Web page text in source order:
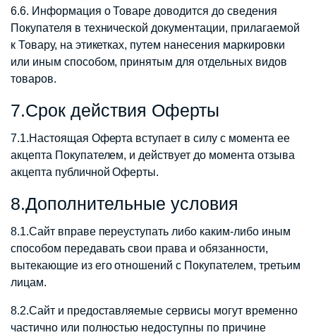
6.6. Информация о Товаре доводится до сведения
Покупателя в технической документации, прилагаемой
к Товару, на этикетках, путем нанесения маркировки
или иным способом, принятым для отдельных видов
товаров.
7.Срок действия Оферты
7.1.Настоящая Оферта вступает в силу с момента ее
акцепта Покупателем, и действует до момента отзыва
акцепта публичной Оферты.
8.Дополнительные условия
8.1.Сайт вправе переуступать либо каким-либо иным
способом передавать свои права и обязанности,
вытекающие из его отношений с Покупателем, третьим
лицам.
8.2.Сайт и предоставляемые сервисы могут временно
частично или полностью недоступны по причине